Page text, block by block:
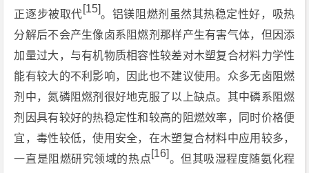
正逐步被取代[15]。铝镁阻燃剂虽然其热稳定性好，吸热
分解后不会产生像卤系阻燃剂那样产生有害气体，但因添
加量过大，与有机物质相容性较差对木塑复合材料力学性
能有较大的不利影响，因此也不建议使用。众多无卤阻燃
剂中，氮磷阻燃剂很好地克服了以上缺点。其中磷系阻燃
剂因具有较好的热稳定性和较高的阻燃效率，同时价格便
宜，毒性较低，使用安全，在木塑复合材料中应用较多，
一直是阻燃研究领域的热点[16]。但其吸湿程度随氨化程